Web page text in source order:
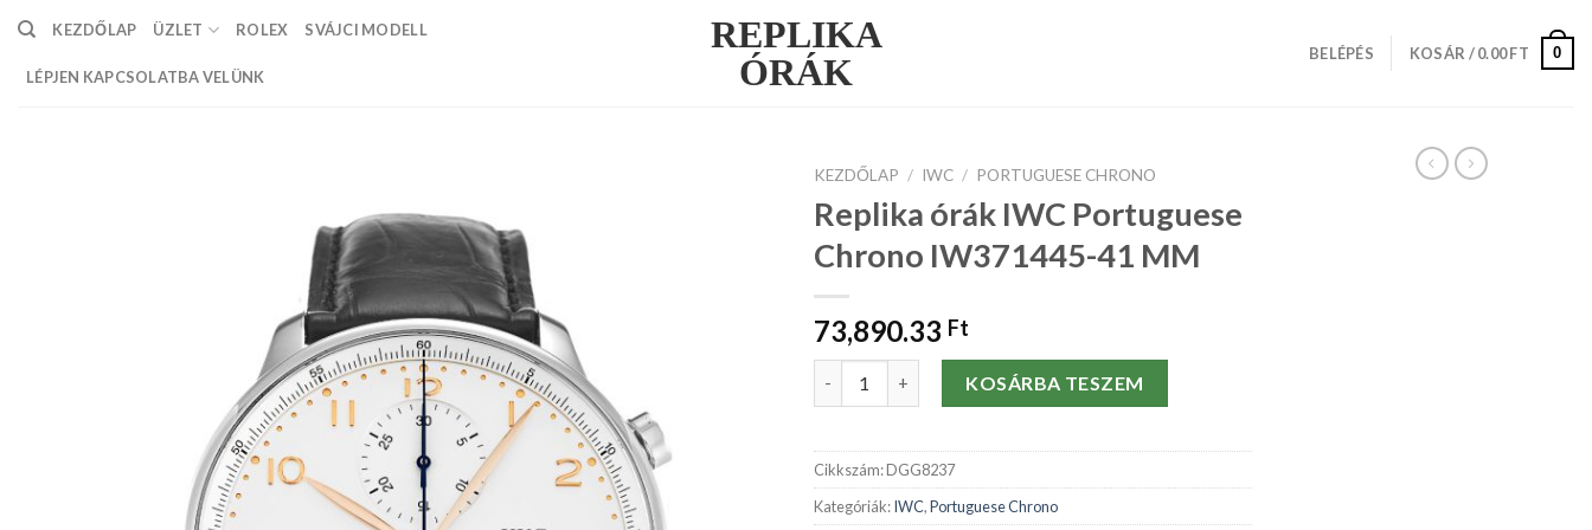
content
REPLIKA
ÓRÁK
KEZDŐLAP ÜZLET ROLEX SVÁJCI MODELL
LÉPJEN KAPCSOLATBA VELÜNK
BELÉPÉS KOSÁR /0.00FT 0
KEZDŐLAP / IWC / PORTUGUESE CHRONO
Replika órák IWC Portuguese
Chrono IW371445-41 MM
73,890.33 Ft
Replika órák IWC Portuguese Chrono IW371445-41 MM mennyiség
KOSÁRBA TESZEM
Cikkszám:DGG8237
Kategóriák:IWC,Portuguese Chrono